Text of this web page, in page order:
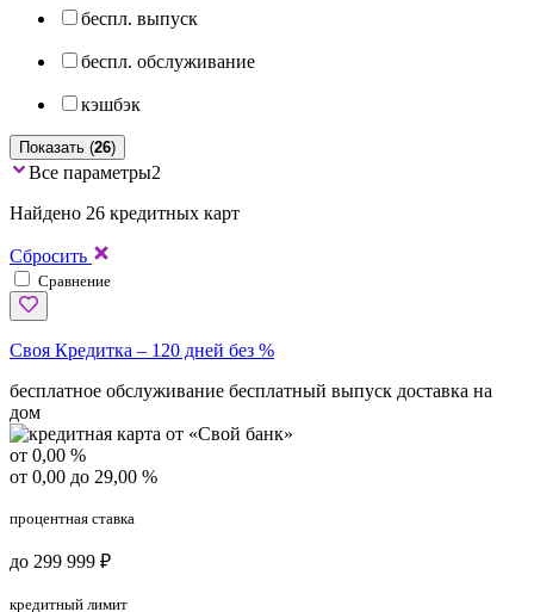
беспл. выпуск
беспл. обслуживание
кэшбэк
Показать (26)
Все параметры2
Найдено 26 кредитных карт
Сбросить
Сравнение
Своя Кредитка – 120 дней без %
бесплатное обслуживание бесплатный выпуск доставка на
дом
от 0,00 %
от 0,00 до 29,00 %
процентная ставка
до 299 999 ₽
кредитный лимит